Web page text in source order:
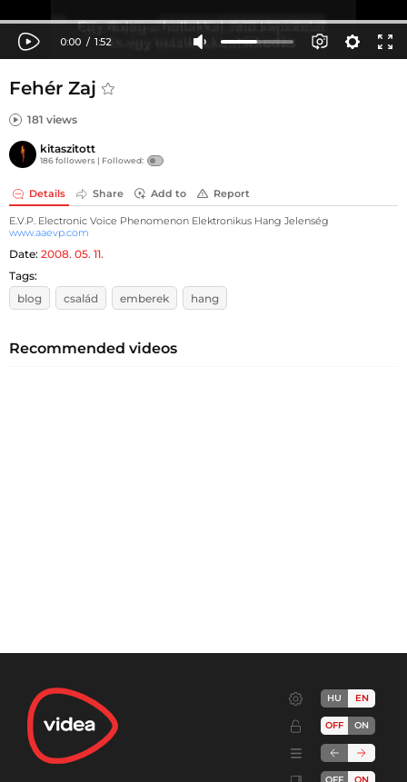
Fehér Zaj
181 views
kitaszitott
186 followers | Followed:
Details Share Add to Report
E.V.P. Electronic Voice Phenomenon Elektronikus Hang Jelenség
www.aaevp.com
Date: 2008. 05. 11.
Tags:
blog
család emberek hang
Recommended videos
HU EN
OFF ON